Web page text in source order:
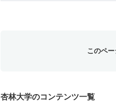
このペ
杏林大学のコンテンツ一覧